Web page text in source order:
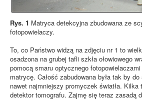
Rys. 1 Matryca detekcyjna zbudowana ze
fotopowielaczy.
To, co Państwo widzą na zdjęciu nr 1 to
osadzona na grubej tafli szkła ołowiowego
pomocą smaru optycznego
matrycę. Całość zabudowana była tak by
nawet najmniejszy promyczek światła. Kilka
detektor tomografu. Zajmę się teraz zasadą